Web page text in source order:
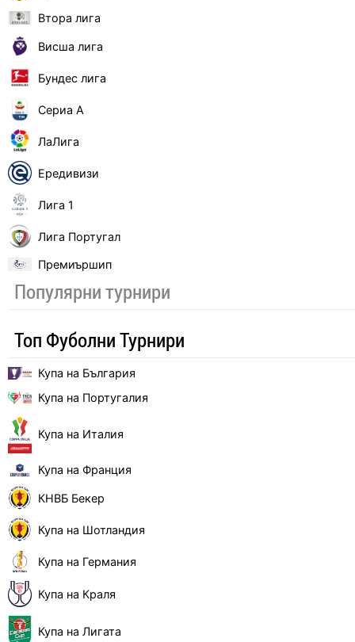
Втора лига
Висша лига
Бундес лига
Сериа А
ЛаЛига
Ередивизи
Лига 1
Лига Португал
Премиършип
Популярни турнири
Топ Фуболни Турнири
Купа на България
Купа на Португалия
Купа на Италия
Купа на Франция
КНВБ Бекер
Купа на Шотландия
Купа на Германия
Купа на Краля
Купа на Лигата